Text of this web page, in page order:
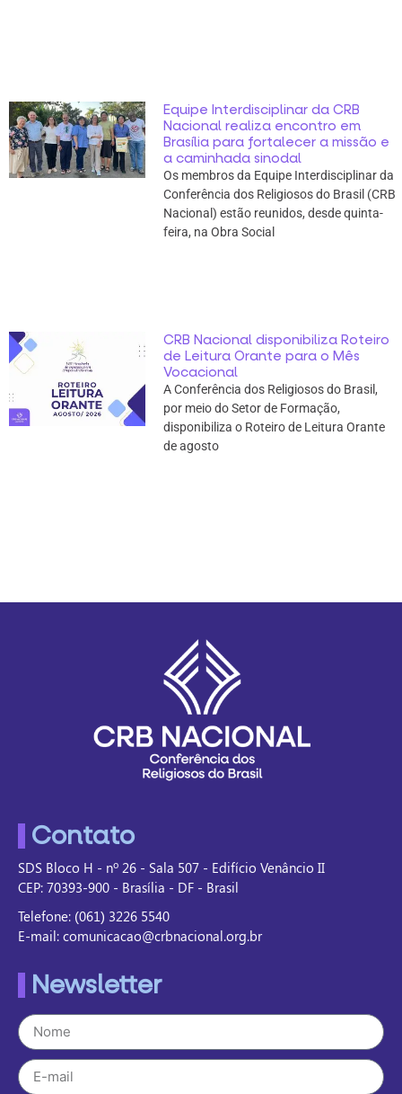
Equipe Interdisciplinar da CRB
Nacional realiza encontro em
Brasília para fortalecer a missão e
a caminhada sinodal
Os membros da Equipe Interdisciplinar da
Conferência dos Religiosos do Brasil (CRB
Nacional) estão reunidos, desde quinta-
feira, na Obra Social
CRB Nacional disponibiliza Roteiro
de Leitura Orante para o Mês
Vocacional
A Conferência dos Religiosos do Brasil,
por meio do Setor de Formação,
disponibiliza o Roteiro de Leitura Orante
de agosto
Contato
SDS Bloco H - nº 26 - Sala 507 - Edifício Venâncio II
CEP: 70393-900 - Brasília - DF - Brasil
Telefone: (061) 3226 5540
E-mail: comunicacao@crbnacional.org.br
Newsletter